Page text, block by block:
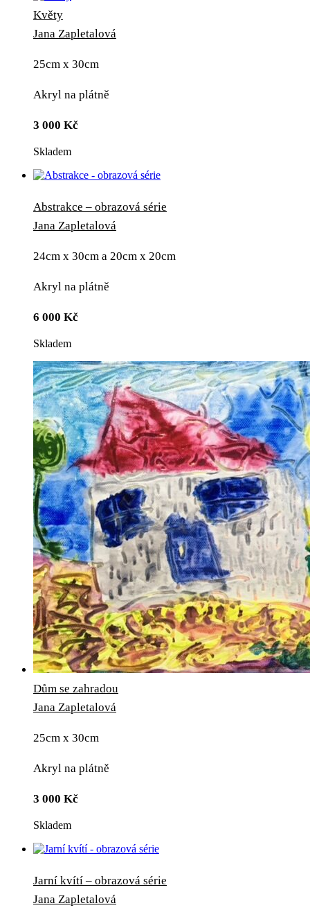
Květy
Jana Zapletalová
25cm x 30cm
Akryl na plátně
3 000 Kč
Skladem
Abstrakce – obrazová série
Jana Zapletalová
24cm x 30cm a 20cm x 20cm
Akryl na plátně
6 000 Kč
Skladem
Dům se zahradou
Jana Zapletalová
25cm x 30cm
Akryl na plátně
3 000 Kč
Skladem
Jarní kvítí – obrazová série
Jana Zapletalová